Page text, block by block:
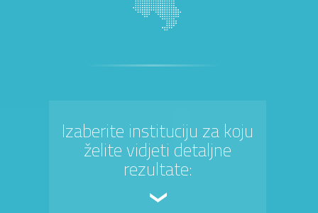
Izaberite instituciju za koju
želite vidjeti detaljne
rezultate: